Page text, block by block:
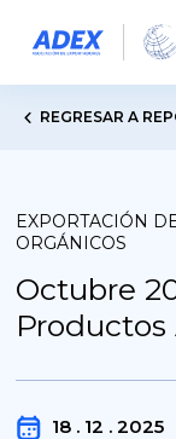
REGRESAR A
EXPORTACIÓN
ORGÁNICOS
Octubre
Productos
18 . 12 . 2025